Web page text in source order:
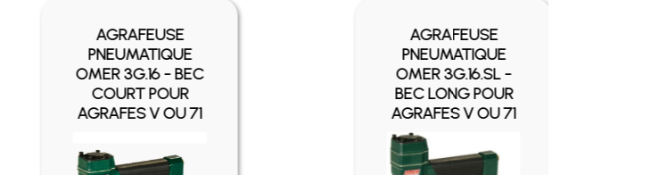
AGRAFEUSE
PNEUMATIQUE
OMER 3G.16 - BEC
COURT POUR
AGRAFES V OU 71
AGRAFEUSE
PNEUMATIQUE
OMER 3G.16.SL -
BEC LONG POUR
AGRAFES V OU 71